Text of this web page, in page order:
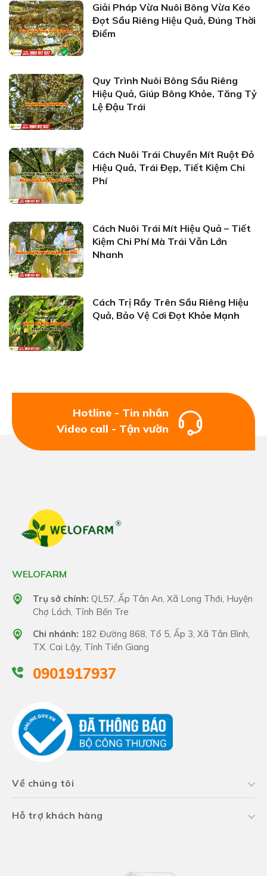
Giải Pháp Vừa Nuôi Bông Vừa Kéo
Đọt Sầu Riêng Hiệu Quả, Đúng Thời
Điểm
Quy Trình Nuôi Bông Sầu Riêng
Hiệu Quả, Giúp Bông Khỏe, Tăng Tỷ
Lệ Đậu Trái
Cách Nuôi Trái Chuyền Mít Ruột Đỏ
Hiệu Quả, Trái Đẹp, Tiết Kiệm Chi
Phí
Cách Nuôi Trái Mít Hiệu Quả – Tiết
Kiệm Chi Phí Mà Trái Vẫn Lớn
Nhanh
Cách Trị Rầy Trên Sầu Riêng Hiệu
Quả, Bảo Vệ Cơi Đọt Khỏe Mạnh
Hotline - Tin nhắn
Video call - Tận vườn
WELOFARM
Trụ sở chính: QL57, Ấp Tân An, Xã Long Thới, Huyện
Chợ Lách, Tỉnh Bến Tre
Chi nhánh: 182 Đường 868, Tổ 5, Ấp 3, Xã Tân Bình,
TX. Cai Lậy, Tỉnh Tiền Giang
0901917937
Về chúng tôi
Hỗ trợ khách hàng